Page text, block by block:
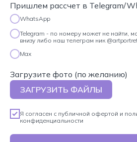
Пришлем рассчет в Telegram/
WhatsApp
Telegram - по номеру может не найти,
внизу либо наш телеграм ник
Max
Загрузите фото (по желанию)
ЗАГРУЗИТЬ ФАЙЛЫ
Я согласен с публичной офертой и
конфиденциальности